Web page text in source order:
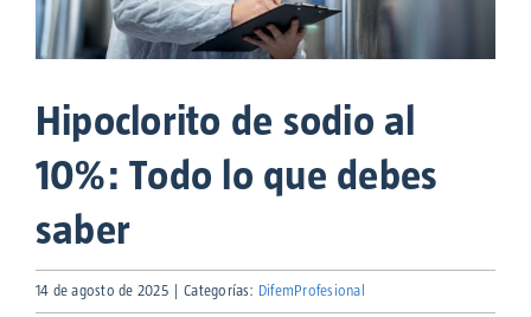
Hipoclorito de sodio al
10%: Todo lo que debes
saber
14 de agosto de 2025 Categorías: DifemProfesional